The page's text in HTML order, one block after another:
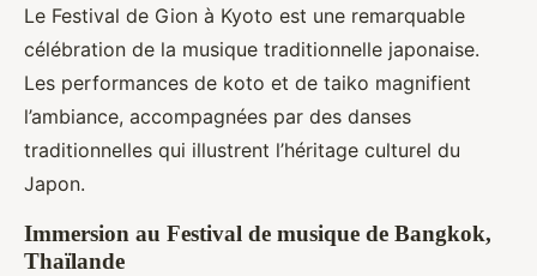
Le Festival de Gion à Kyoto est une remarquable
célébration de la musique traditionnelle japonaise.
Les performances de koto et de taiko magnifient
l’ambiance, accompagnées par des danses
traditionnelles qui illustrent l’héritage culturel du
Japon.
Immersion au Festival de musique de Bangkok,
Thaïlande